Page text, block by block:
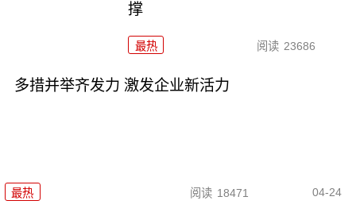
撑
最热 阅读 23686
多措并举齐发力 激发企业新活力
最热 阅读 18471 04-24